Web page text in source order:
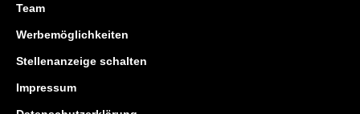
Team
Werbemöglichkeiten
Stellenanzeige schalten
Impressum